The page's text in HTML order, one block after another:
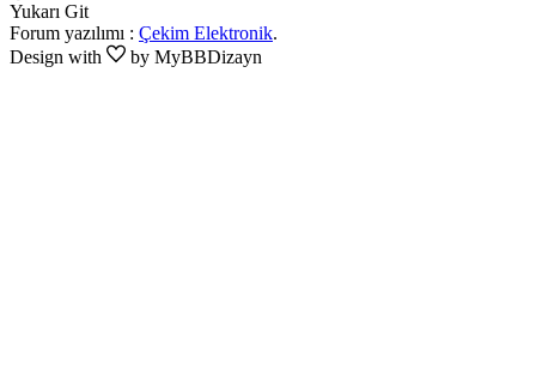
Yukarı Git
Forum yazılımı : Çekim Elektronik.
Design with
by MyBBDizayn